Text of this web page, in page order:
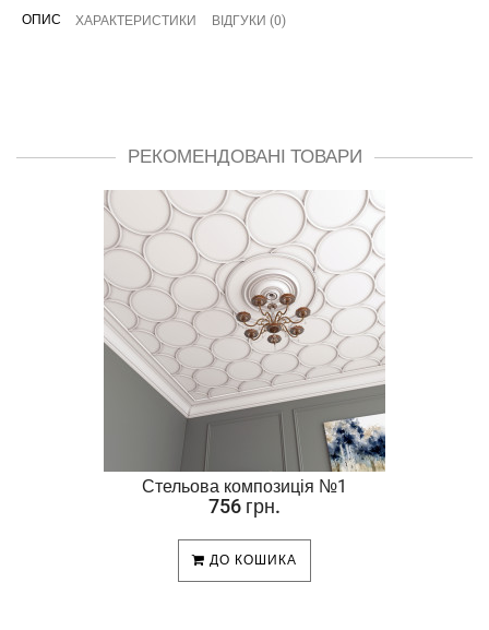
ОПИС ХАРАКТЕРИСТИКИ ВІДГУКИ (0)
РЕКОМЕНДОВАНІ ТОВАРИ
Стельова композиція №1
756 грн.
ДО КОШИКА